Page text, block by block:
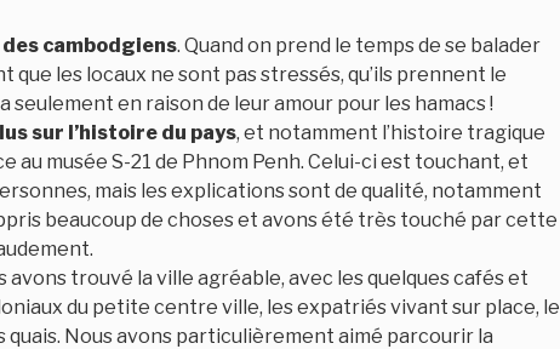
cambodgiens. Quand on prend le temps de se balader
que les locaux ne sont pas stressés, qu’ils prennent le
seulement en raison de leur amour pour les hamacs !
sur l’histoire du pays, et notamment l’histoire tragique
au musée S-21 de Phnom Penh. Celui-ci est touchant, et
mais les explications sont de qualité, notamment
beaucoup de choses et avons été très touché par cette
avons trouvé la ville agréable, avec les quelques cafés et
du petite centre ville, les expatriés vivant sur place, le
quais. Nous avons particulièrement aimé parcourir la